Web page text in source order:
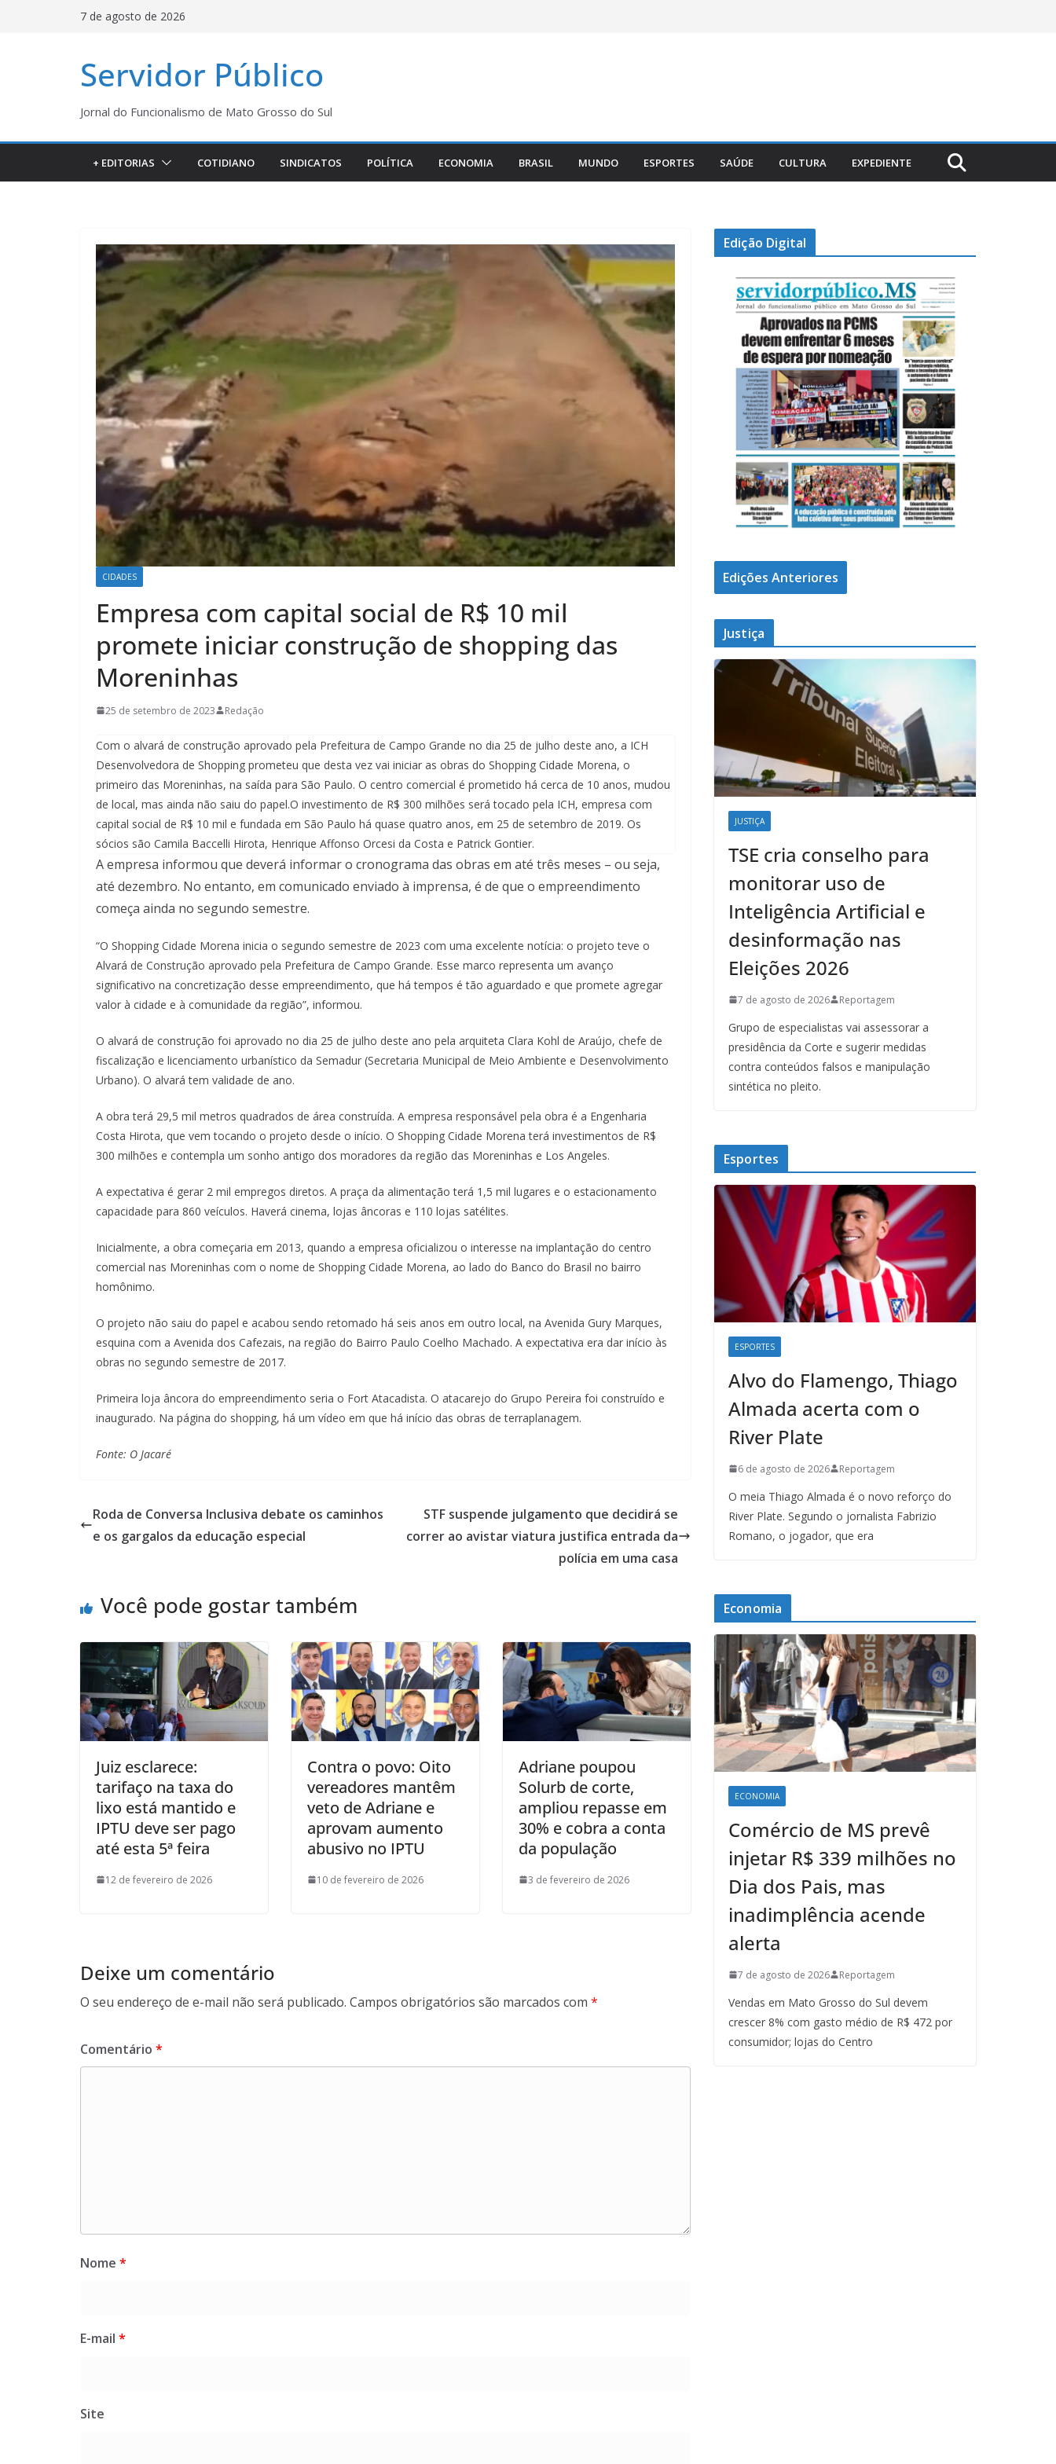
7 de agosto de 2026
Servidor Público
Jornal do Funcionalismo de Mato Grosso do Sul
+ EDITORIAS COTIDIANO SINDICATOS POLÍTICA ECONOMIA BRASIL MUNDO ESPORTES SAÚDE CULTURA EXPEDIENTE
CIDADES
Empresa com capital social de R$ 10 mil
promete iniciar construção de shopping das
Moreninhas
25 de setembro de 2023 Redação
Com o alvará de construção aprovado pela Prefeitura de Campo Grande no dia 25 de julho deste ano, a ICH
Desenvolvedora de Shopping prometeu que desta vez vai iniciar as obras do Shopping Cidade Morena, o
primeiro das Moreninhas, na saída para São Paulo. O centro comercial é prometido há cerca de 10 anos, mudou
de local, mas ainda não saiu do papel.O investimento de R$ 300 milhões será tocado pela ICH, empresa com
capital social de R$ 10 mil e fundada em São Paulo há quase quatro anos, em 25 de setembro de 2019. Os
sócios são Camila Baccelli Hirota, Henrique Affonso Orcesi da Costa e Patrick Gontier.
A empresa informou que deverá informar o cronograma das obras em até três meses – ou seja,
até dezembro. No entanto, em comunicado enviado à imprensa, é de que o empreendimento
começa ainda no segundo semestre.
“O Shopping Cidade Morena inicia o segundo semestre de 2023 com uma excelente notícia: o projeto teve o
Alvará de Construção aprovado pela Prefeitura de Campo Grande. Esse marco representa um avanço
significativo na concretização desse empreendimento, que há tempos é tão aguardado e que promete agregar
valor à cidade e à comunidade da região”, informou.
O alvará de construção foi aprovado no dia 25 de julho deste ano pela arquiteta Clara Kohl de Araújo, chefe de
fiscalização e licenciamento urbanístico da Semadur (Secretaria Municipal de Meio Ambiente e Desenvolvimento
Urbano). O alvará tem validade de ano.
A obra terá 29,5 mil metros quadrados de área construída. A empresa responsável pela obra é a Engenharia
Costa Hirota, que vem tocando o projeto desde o início. O Shopping Cidade Morena terá investimentos de R$
300 milhões e contempla um sonho antigo dos moradores da região das Moreninhas e Los Angeles.
A expectativa é gerar 2 mil empregos diretos. A praça da alimentação terá 1,5 mil lugares e o estacionamento
capacidade para 860 veículos. Haverá cinema, lojas âncoras e 110 lojas satélites.
Inicialmente, a obra começaria em 2013, quando a empresa oficializou o interesse na implantação do centro
comercial nas Moreninhas com o nome de Shopping Cidade Morena, ao lado do Banco do Brasil no bairro
homônimo.
O projeto não saiu do papel e acabou sendo retomado há seis anos em outro local, na Avenida Gury Marques,
esquina com a Avenida dos Cafezais, na região do Bairro Paulo Coelho Machado. A expectativa era dar início às
obras no segundo semestre de 2017.
Primeira loja âncora do empreendimento seria o Fort Atacadista. O atacarejo do Grupo Pereira foi construído e
inaugurado. Na página do shopping, há um vídeo em que há início das obras de terraplanagem.
Fonte: O Jacaré
Roda de Conversa Inclusiva debate os caminhos
e os gargalos da educação especial
STF suspende julgamento que decidirá se
correr ao avistar viatura justifica entrada da
polícia em uma casa
Você pode gostar também
Juiz esclarece:
tarifaço na taxa do
lixo está mantido e
IPTU deve ser pago
até esta 5ª feira
12 de fevereiro de 2026
Contra o povo: Oito
vereadores mantêm
veto de Adriane e
aprovam aumento
abusivo no IPTU
10 de fevereiro de 2026
Adriane poupou
Solurb de corte,
ampliou repasse em
30% e cobra a conta
da população
3 de fevereiro de 2026
Deixe um comentário
O seu endereço de e-mail não será publicado. Campos obrigatórios são marcados com *
Comentário *
Nome *
E-mail *
Site
Edição Digital
Edições Anteriores
Justiça
JUSTIÇA
TSE cria conselho para
monitorar uso de
Inteligência Artificial e
desinformação nas
Eleições 2026
7 de agosto de 2026 Reportagem
Grupo de especialistas vai assessorar a
presidência da Corte e sugerir medidas
contra conteúdos falsos e manipulação
sintética no pleito.
Esportes
ESPORTES
Alvo do Flamengo, Thiago
Almada acerta com o
River Plate
6 de agosto de 2026 Reportagem
O meia Thiago Almada é o novo reforço do
River Plate. Segundo o jornalista Fabrizio
Romano, o jogador, que era
Economia
ECONOMIA
Comércio de MS prevê
injetar R$ 339 milhões no
Dia dos Pais, mas
inadimplência acende
alerta
7 de agosto de 2026 Reportagem
Vendas em Mato Grosso do Sul devem
crescer 8% com gasto médio de R$ 472 por
consumidor; lojas do Centro